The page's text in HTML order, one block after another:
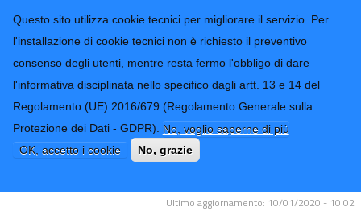
Questo sito utilizza cookie tecnici per migliorare il servizio. Per
l'installazione di cookie tecnici non è richiesto il preventivo
consenso degli utenti, mentre resta fermo l'obbligo di dare
l'informativa disciplinata nello specifico dagli artt. 13 e 14 del
Regolamento (UE) 2016/679 (Regolamento Generale sulla
Protezione dei Dati - GDPR). No, voglio saperne di più
OK, accetto i cookie
No, grazie
Provincia di
Imperia
CONTATTI-URP
TRASPARENZA
Form di ricerca
Lavori di abbattimento barriere
architettoniche e messa in sicurezza
Ultimo aggiornamento: 10/01/2020 - 10:02